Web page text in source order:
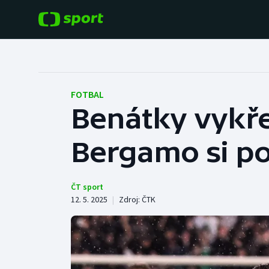
Hokej
Tenis
Cyklistika
Baseball a softbal
Basketbal
Boby a skeleton
Box
FOTBAL
Benátky
Bergamo si
ČT sport
12. 5. 2025 | Zdroj: ČTK